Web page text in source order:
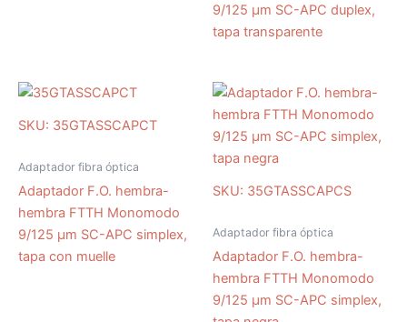
9/125 µm SC-APC duplex,
tapa transparente
SKU: 35GTASSCAPCT
Adaptador fibra óptica
Adaptador F.O. hembra-
hembra FTTH Monomodo
9/125 µm SC-APC simplex,
tapa con muelle
SKU: 35GTASSCAPCS
Adaptador fibra óptica
Adaptador F.O. hembra-
hembra FTTH Monomodo
9/125 µm SC-APC simplex,